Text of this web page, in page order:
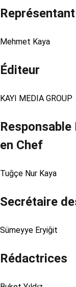
Mehmet Kaya
Éditeur
KAYI MEDIA GROUP
en Chef
Tuğçe Nur Kaya
Secrétaire
Sümeyye Eryiğit
Rédactrices